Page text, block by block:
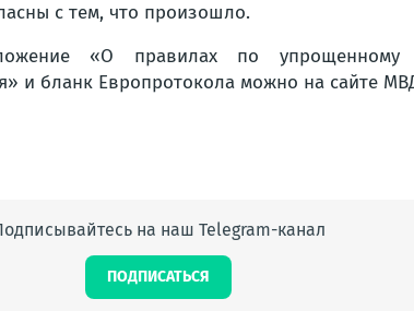
с тем, что произошло.
«О правилах по упрощенному
и бланк Европротокола можно на сайте
на наш Telegram-канал
ПОДПИСАТЬСЯ